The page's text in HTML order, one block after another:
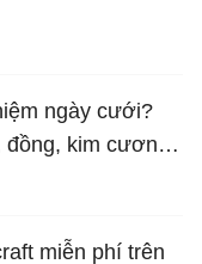
ngày cưới?
kim cương
miễn phí trên